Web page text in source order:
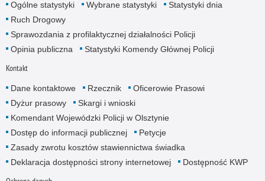
Ogólne statystyki Wybrane statystyki
Statystyki dnia
Ruch Drogowy
Sprawozdania z profilaktycznej działalności Policji
Opinia publiczna
Statystyki Komendy Głównej Policji
Kontakt
Dane kontaktowe Rzecznik
Oficerowie Prasowi
Dyżur prasowy
Skargi i wnioski
Komendant Wojewódzki Policji w Olsztynie
Dostęp do informacji publicznej
Petycje
Zasady zwrotu kosztów stawiennictwa świadka
Deklaracja dostępności strony internetowej
Dostępność KWP